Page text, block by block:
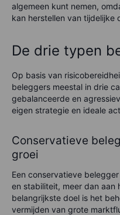
algemeen kunt nemen,
kan herstellen van tijdelijke
De drie typen
Op basis van
beleggers meestal in drie
gebalanceerde en
eigen strategie en ideale
Conservatieve
groei
Een conservatieve
en stabiliteit, meer dan aan
belangrijkste doel is het
vermijden van grote